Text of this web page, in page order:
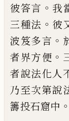
彼答言 。 我
三種法 。 彼
波笈多言 。
者界方便 。
者說法化人
乃至次第說
籌投石窟中 。